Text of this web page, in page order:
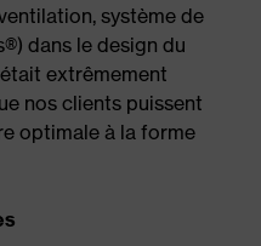
système de
dans le design du
extrêmement
nos clients puissent
optimale à la forme